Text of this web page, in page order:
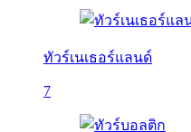
ทัวร์เนเธอร์แลนด์
7